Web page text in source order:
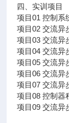
四、实训项目
项目01 控制系
项目02 交流异
项目03 交流异
项目04 交流异
项目05 交流异
项目06 交流异
项目07 交流异
项目08 控制器
项目09 交流异